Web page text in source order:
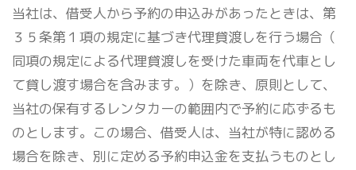
当社は、借受人から予約の申込みがあったときは、第
３５条第１項の規定に基づき代理貸渡しを行う場合（
同項の規定による代理貸渡しを受けた車両を代車とし
て貸し渡す場合を含みます。）を除き、原則として、
当社の保有するレンタカーの範囲内で予約に応ずるも
のとします。この場合、借受人は、当社が特に認める
場合を除き、別に定める予約申込金を支払うものとし